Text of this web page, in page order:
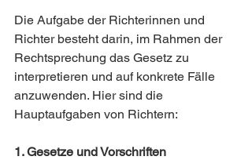
Die Aufgabe der Richterinnen und
Richter besteht darin, im Rahmen der
Rechtsprechung das Gesetz zu
interpretieren und auf konkrete Fälle
anzuwenden. Hier sind die
Hauptaufgaben von Richtern:
1. Gesetze und Vorschriften